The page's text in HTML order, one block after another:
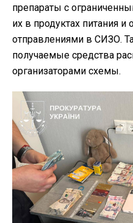
препараты с
их в продуктах питания
отправлениями в СИЗО.
получаемые средства
организаторами схемы.